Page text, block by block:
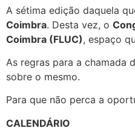
A sétima edição daquela
Coimbra. Desta vez, o
Coimbra (FLUC), espaço
As regras para a chamada
sobre o mesmo.
Para que não perca a
CALENDÁRIO